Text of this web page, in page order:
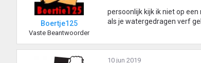
Boertje125
Vaste Beantwoorder
persoonlijk kijk ik niet op
als je watergedragen verf
10 jun 2019